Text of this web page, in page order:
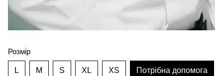
Розмір
L M S XL XS Потрібна допомога